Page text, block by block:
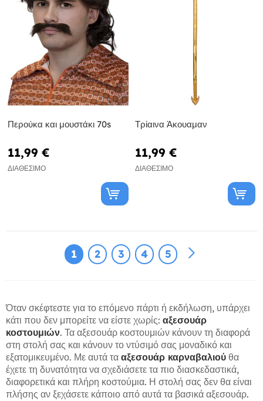
Περούκα και μουστάκι 70s
11,99 €
ΔΙΑΘΈΣΙΜΟ
Τρίαινα Άκουαμαν
11,99 €
ΔΙΑΘΈΣΙΜΟ
1 2 3 4 5
Όταν σκέφτεστε για το επόμενο πάρτι ή εκδήλωση, υπάρχει
κάτι που δεν μπορείτε να είστε χωρίς: αξεσουάρ
κοστουμιών. Τα αξεσουάρ κοστουμιών κάνουν τη διαφορά
στη στολή σας και κάνουν το ντύσιμό σας μοναδικό και
εξατομικευμένο. Με αυτά τα αξεσουάρ καρναβαλιού θα
έχετε τη δυνατότητα να σχεδιάσετε τα πιο διασκεδαστικά,
διαφορετικά και πλήρη κοστούμια. Η στολή σας δεν θα είναι
πλήσης αν ξεχάσετε κάποιο από αυτά τα βασικά αξεσουάρ.